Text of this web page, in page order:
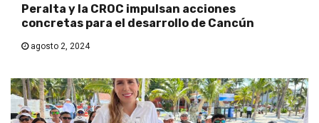
Peralta y la CROC impulsan acciones
concretas para el desarrollo de Cancún
agosto 2, 2024